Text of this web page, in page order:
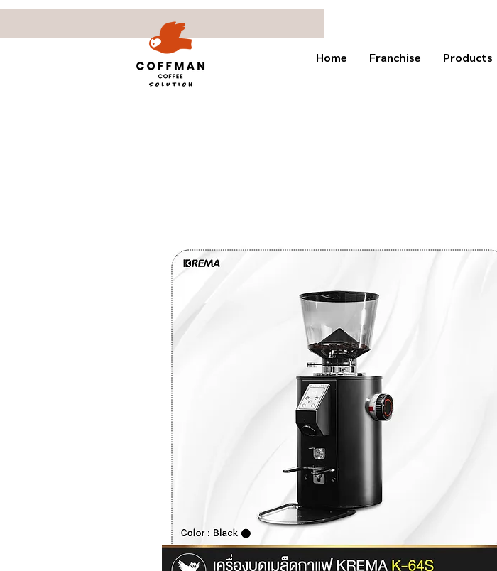
Home Franchise Products